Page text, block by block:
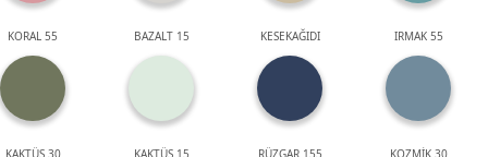
KORAL 55 BAZALT 15 KESEKAĞIDI IRMAK 55
KAKTÜS 30 KAKTÜS 15 RÜZGAR 155 KOZMİK 30